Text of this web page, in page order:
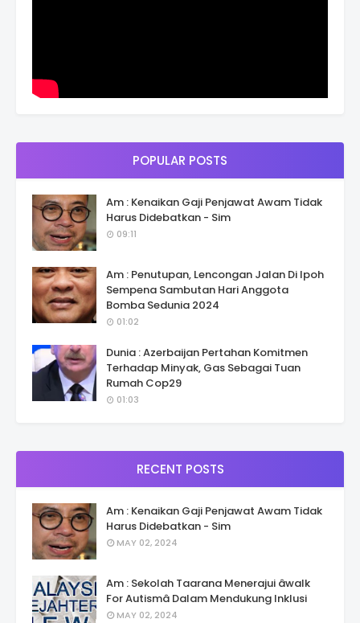
POPULAR POSTS
Am : Kenaikan Gaji Penjawat Awam Tidak
Harus Didebatkan - Sim
09:11
Am : Penutupan, Lencongan Jalan Di Ipoh
Sempena Sambutan Hari Anggota
Bomba Sedunia 2024
01:02
Dunia : Azerbaijan Pertahan Komitmen
Terhadap Minyak, Gas Sebagai Tuan
Rumah Cop29
01:03
RECENT POSTS
Am : Kenaikan Gaji Penjawat Awam Tidak
Harus Didebatkan - Sim
MAY 02, 2024
Am : Sekolah Taarana Menerajui âwalk
For Autismâ Dalam Mendukung Inklusi
MAY 02, 2024